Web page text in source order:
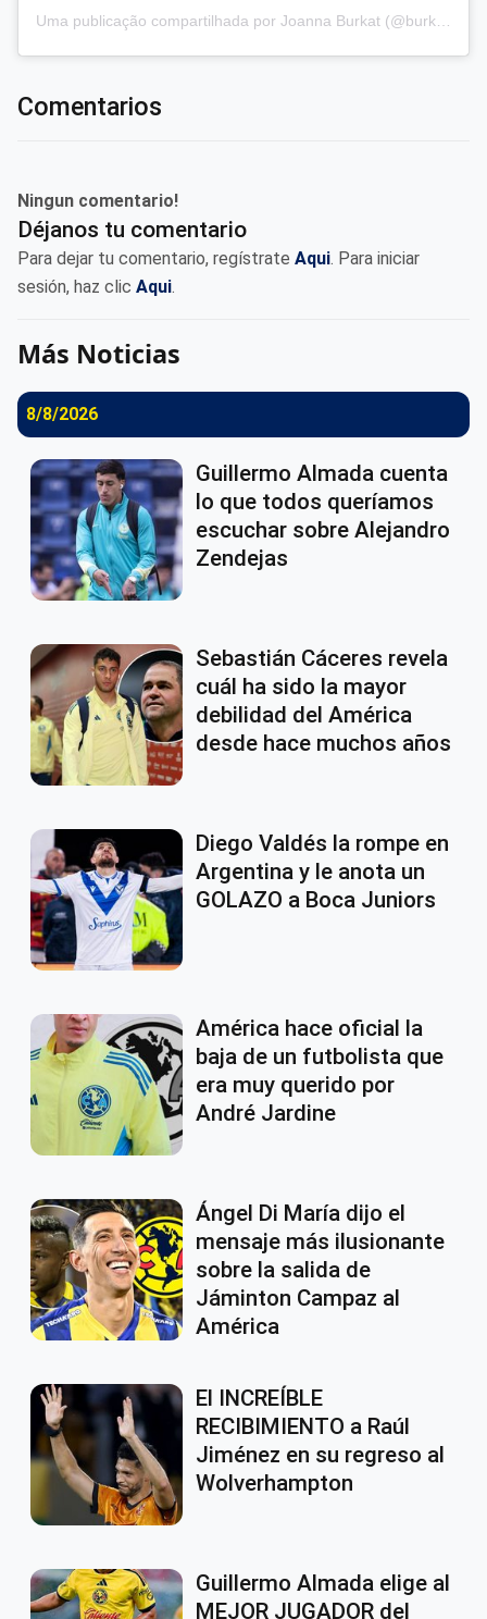
Uma publicação compartilhada por Joanna Burkat (@burkat.joanna)
Comentarios
Ningun comentario!
Déjanos tu comentario
Para dejar tu comentario, regístrate Aqui. Para iniciar
sesión, haz clic Aqui.
Más Noticias
8/8/2026
Guillermo Almada cuenta
lo que todos queríamos
escuchar sobre Alejandro
Zendejas
Sebastián Cáceres revela
cuál ha sido la mayor
debilidad del América
desde hace muchos años
Diego Valdés la rompe en
Argentina y le anota un
GOLAZO a Boca Juniors
América hace oficial la
baja de un futbolista que
era muy querido por
André Jardine
Ángel Di María dijo el
mensaje más ilusionante
sobre la salida de
Jáminton Campaz al
América
El INCREÍBLE
RECIBIMIENTO a Raúl
Jiménez en su regreso al
Wolverhampton
Guillermo Almada elige al
MEJOR JUGADOR del